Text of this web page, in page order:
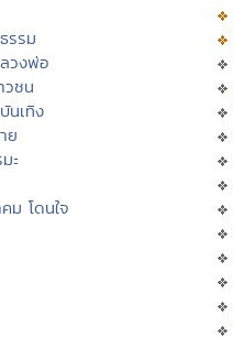
รรม
วงพ่อ
วชน
นเทิง
ย
ะ
ม โดนใจ